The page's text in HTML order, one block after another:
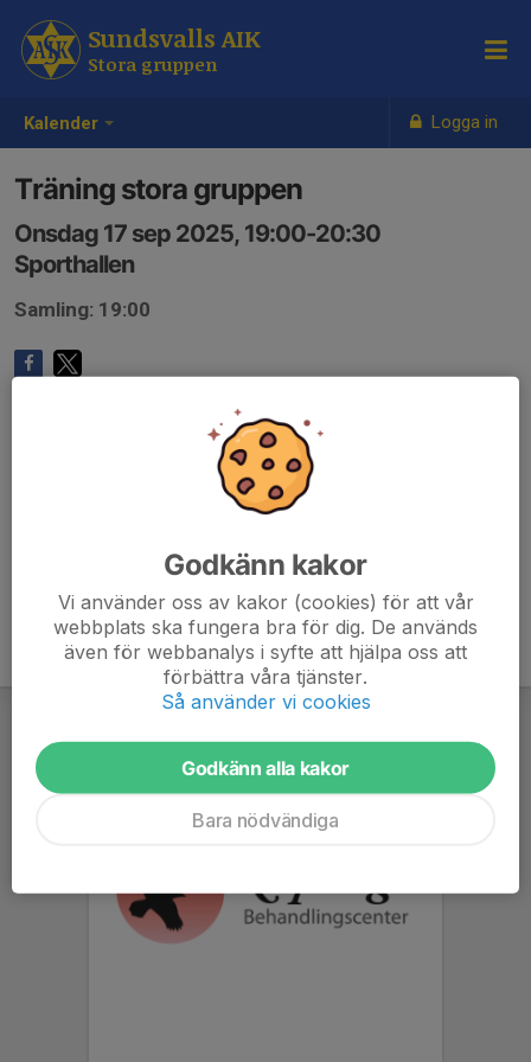
Kalender Logga in
Sundsvalls AIK
Stora gruppen
Träning stora gruppen
Onsdag 17 sep 2025, 19:00-20:30
Sporthallen
Samling: 19:00
Godkänn kakor
Vi använder oss av kakor (cookies) för att vår
webbplats ska fungera bra för dig. De används
även för webbanalys i syfte att hjälpa oss att
förbättra våra tjänster.
Så använder vi cookies
Godkänn alla kakor
Bara nödvändiga